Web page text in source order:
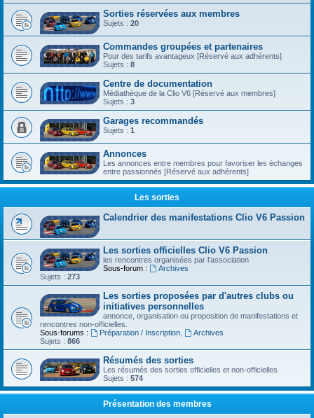
Sorties réservées aux membres
Sujets : 20
Commandes groupées et partenaires
Pour des tarifs avantageux [Réservé aux adhérents]
Sujets : 8
Centre de documentation
Médiathèque de la Clio V6 [Réservé aux membres]
Sujets : 3
Garages recommandés
Sujets : 1
Annonces
Les annonces entre membres pour favoriser les échanges
entre passionnés [Réservé aux adhérents]
Les sorties
Calendrier des manifestations Clio V6 Passion
Les sorties officielles Clio V6 Passion
les rencontres organisées par l'association
Sous-forum :
Archives
Sujets : 273
Les sorties proposées par d'autres clubs ou
initiatives personnelles
annonce, organisation ou proposition de manifestations et
rencontres non-officielles.
Sous-forums :
Préparation / Inscription,
Archives
Sujets : 866
Résumés des sorties
Les résumés des sorties officielles et non-officielles
Sujets : 574
Présentation des membres